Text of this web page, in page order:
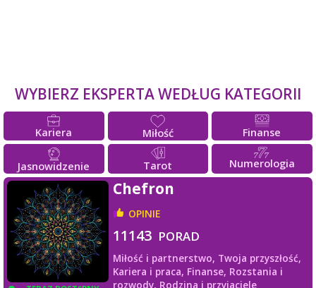
WYBIERZ EKSPERTA WEDŁUG KATEGORII
Kariera Miłość Finanse
Jasnowidzenie Tarot Numerologia
Chefron
OPINIE
11143 PORAD
Miłość i partnerstwo, Twoja przyszłość,
Kariera i praca, Finanse, Rozstania i
rozwody, Rodzina i przyjaciele